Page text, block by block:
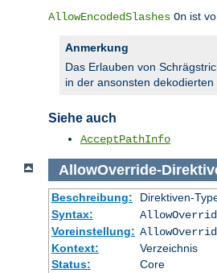
AllowEncodedSlashes On ist
Anmerkung
Das Erlauben von
in der ansonsten dekodierten
Siehe auch
AcceptPathInfo
AllowOverride-
Beschreibung: Direktiven-
Syntax:
Voreinstellung:
Kontext:
Verzeichnis
Status:
Core